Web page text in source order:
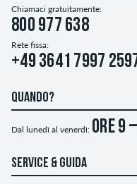
Chiamaci gratuitamente:
800 977 638
Rete fissa:
+49 3641 7997
QUANDO?
Dal lunedì al venerdì: ore 9
SERVICE & GUIDA